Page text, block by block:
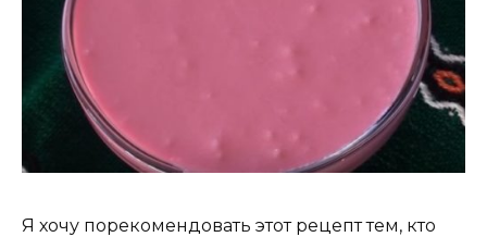
Я хочу порекомендовать этот рецепт тем, кто